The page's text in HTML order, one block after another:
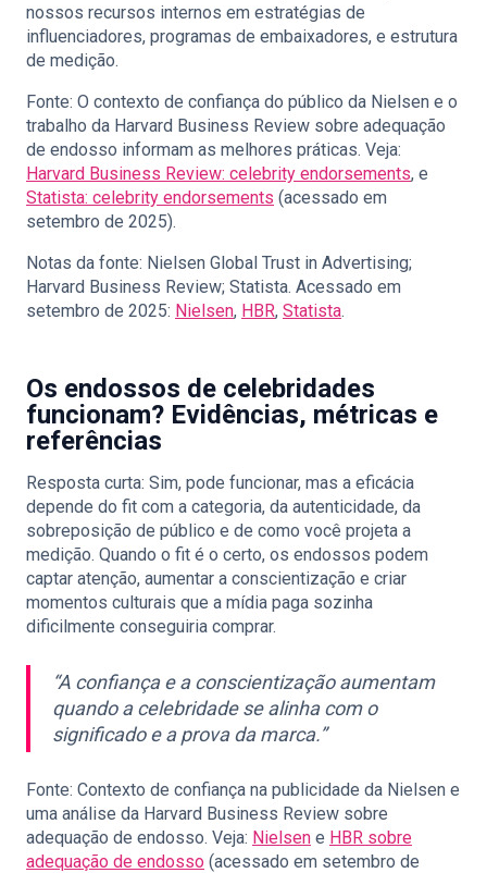
nossos recursos internos em estratégias de
influenciadores, programas de embaixadores, e estrutura
de medição.
Fonte: O contexto de confiança do público da Nielsen e o
trabalho da Harvard Business Review sobre adequação
de endosso informam as melhores práticas. Veja:
Harvard Business Review: celebrity endorsements, e
Statista: celebrity endorsements (acessado em
setembro de 2025).
Notas da fonte: Nielsen Global Trust in Advertising;
Harvard Business Review; Statista. Acessado em
setembro de 2025: Nielsen, HBR, Statista.
Os endossos de celebridades
funcionam? Evidências, métricas e
referências
Resposta curta: Sim, pode funcionar, mas a eficácia
depende do fit com a categoria, da autenticidade, da
sobreposição de público e de como você projeta a
medição. Quando o fit é o certo, os endossos podem
captar atenção, aumentar a conscientização e criar
momentos culturais que a mídia paga sozinha
dificilmente conseguiria comprar.
“A confiança e a conscientização aumentam
quando a celebridade se alinha com o
significado e a prova da marca.”
Fonte: Contexto de confiança na publicidade da Nielsen e
uma análise da Harvard Business Review sobre
adequação de endosso. Veja: Nielsen e HBR sobre
adequação de endosso (acessado em setembro de